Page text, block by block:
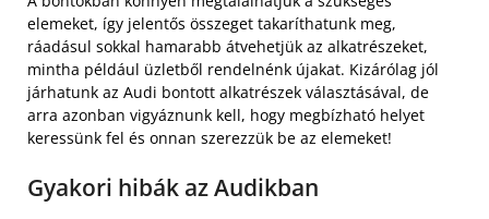
elemeket, így jelentős összeget takaríthatunk meg,
ráadásul sokkal hamarabb átvehetjük az alkatrészeket,
mintha például üzletből rendelnénk újakat. Kizárólag jól
járhatunk az Audi bontott alkatrészek választásával, de
arra azonban vigyáznunk kell, hogy megbízható helyet
keressünk fel és onnan szerezzük be az elemeket!
Gyakori hibák az Audikban